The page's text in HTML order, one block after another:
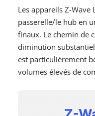
Les appareils Z-
passerelle/le hub en
finaux. Le chemin de
diminution
est particulièrement
volumes élevés de